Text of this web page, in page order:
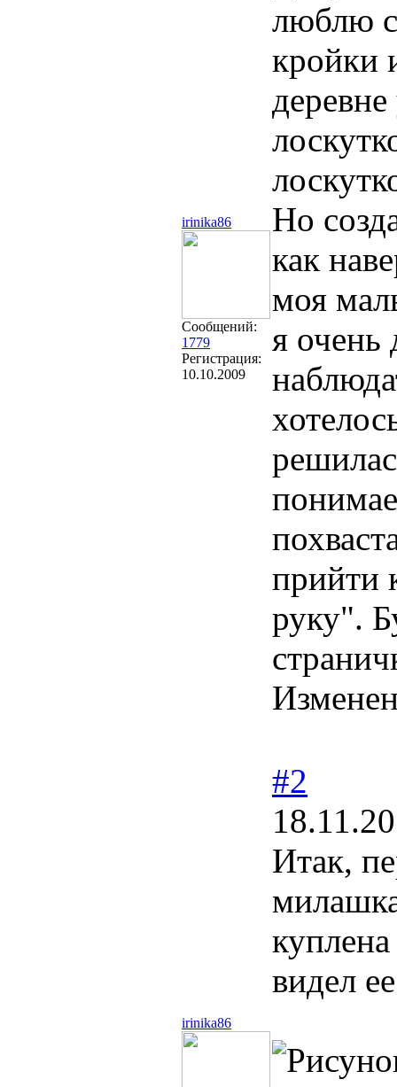
irinika86
Сообщений:
1779
Регистрация:
10.10.2009
люблю с
кройки
Но
как
моя
я очень
прийти
руку".
irinika86
#2
Итак,
видел